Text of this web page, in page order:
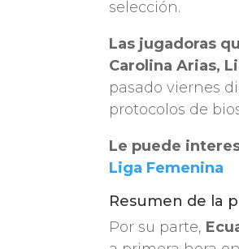
selección.
Las jugadoras
Carolina Arias,
pasado viernes
protocolos de
Le puede
Liga Femenina
Resumen de la
Por su parte,